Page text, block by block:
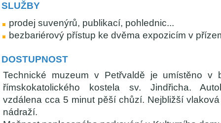
SLUŽBY
prodej suvenýrů, publikací, pohlednic...
bezbariérový přístup ke dvěma expozicím v
DOSTUPNOST
Technické muzeum v Petřvaldě je umístěno v
římskokatolického kostela sv. Jindřicha.
vzdálena cca 5 minut pěší chůzí. Nejbližší
nádraží.